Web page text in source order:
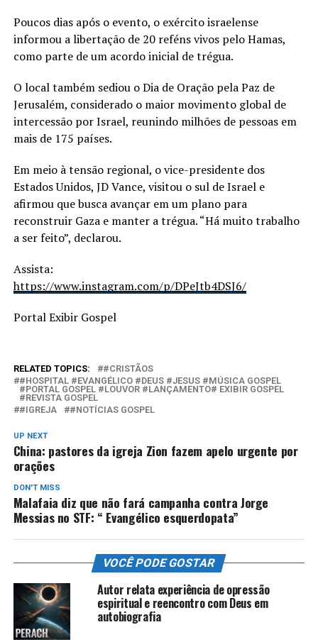
Poucos dias após o evento, o exército israelense
informou a libertação de 20 reféns vivos pelo Hamas,
como parte de um acordo inicial de trégua.
O local também sediou o Dia de Oração pela Paz de
Jerusalém, considerado o maior movimento global de
intercessão por Israel, reunindo milhões de pessoas em
mais de 175 países.
Em meio à tensão regional, o vice-presidente dos
Estados Unidos, JD Vance, visitou o sul de Israel e
afirmou que busca avançar em um plano para
reconstruir Gaza e manter a trégua. “Há muito trabalho
a ser feito”, declarou.
Assista:
https://www.instagram.com/p/DPeJtb4DSJ6/
Portal Exibir Gospel
RELATED TOPICS:
#CRISTÃOS
#HOSPITAL #EVANGÉLICO #DEUS #JESUS #MÚSICA GOSPEL
#PORTAL GOSPEL #LOUVOR #LANÇAMENTO# EXIBIR GOSPEL
#REVISTA GOSPEL
#IGREJA
#NOTÍCIAS GOSPEL
UP NEXT
China: pastores da igreja Zion fazem apelo urgente por
orações
DON'T MISS
Malafaia diz que não fará campanha contra Jorge
Messias no STF: “ Evangélico esquerdopata”
VOCÊ PODE GOSTAR
Autor relata experiência de opressão
espiritual e reencontro com Deus em
autobiografia